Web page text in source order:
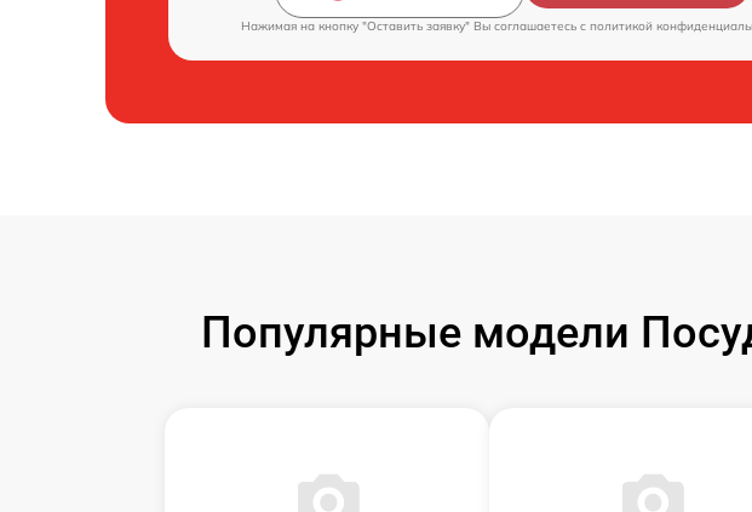
Нажимая на кнопку "Оставить заявку" Вы соглашаетесь c политикой
Популярные модели